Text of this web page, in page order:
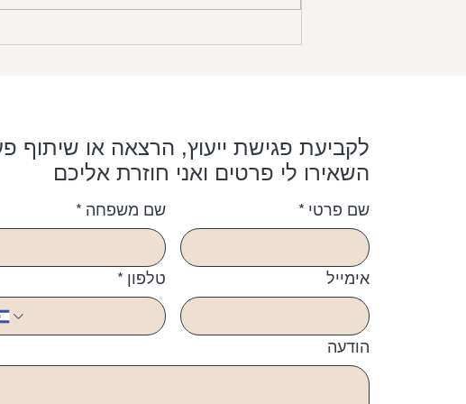
לקביעת פגישת ייעוץ, הרצאה או שיתוף
השאירו לי פרטים ואני חוזרת אליכם
שם פרטי * שם משפחה *
אימייל טלפון *
הודעה